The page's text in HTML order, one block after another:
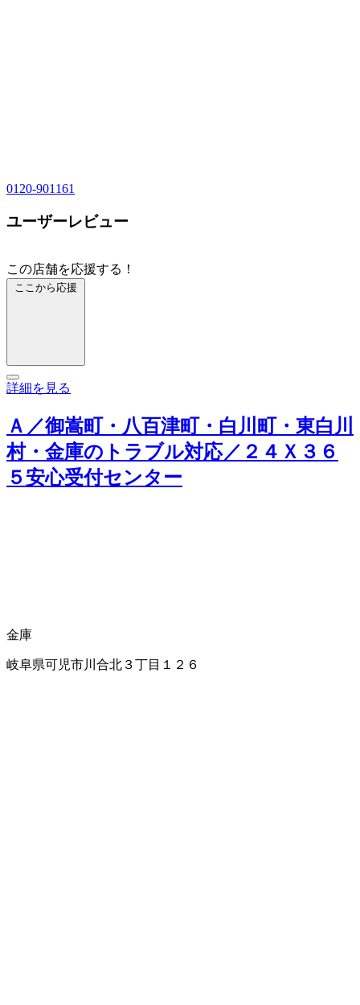
0120-901161
ユーザーレビュー
この店舗を応援する！
ここから応援
詳細を見る
Ａ／御嵩町・八百津町・白川町・東白川
村・金庫のトラブル対応／２４Ｘ３６
５安心受付センター
金庫
岐阜県可児市川合北３丁目１２６